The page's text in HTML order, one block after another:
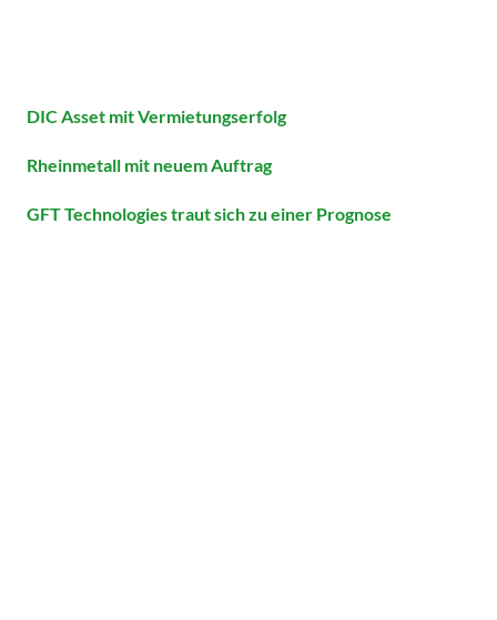
DIC Asset mit Vermietungserfolg
Rheinmetall mit neuem Auftrag
GFT Technologies traut sich zu einer Prognose